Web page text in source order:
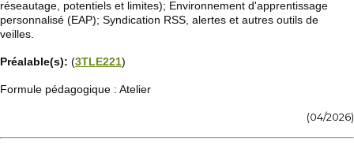
réseautage, potentiels et limites); Environnement d'apprentissage
personnalisé (EAP); Syndication RSS, alertes et autres outils de
veilles.
Préalable(s): (3TLE221)
Formule pédagogique : Atelier
(04/2026)